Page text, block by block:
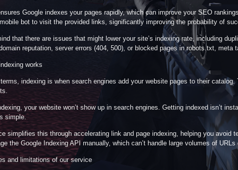
Google indexes your pages rapidly, which can improve your SEO
mobile bot to visit the provided links, significantly improving the probability of
that there are issues that might lower your site’s indexing rate, including
reputation, server errors (404, 500), or blocked pages in robots.txt, meta
works
terms, indexing is when search engines add your website pages to their
your website won’t show up in search engines. Getting indexed isn’t
simple.
simplifies this through accelerating link and page indexing, helping you avoid
the Google Indexing API manually, which can’t handle large volumes of URLs
and limitations of our service